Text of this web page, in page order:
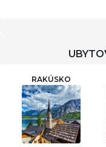
RAKÚSKO